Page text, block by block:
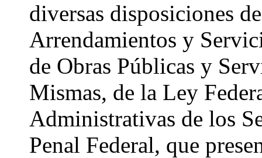
diversas disposiciones
Arrendamientos y
de Obras Públicas y
Mismas, de la Ley
Administrativas de los
Penal Federal, que